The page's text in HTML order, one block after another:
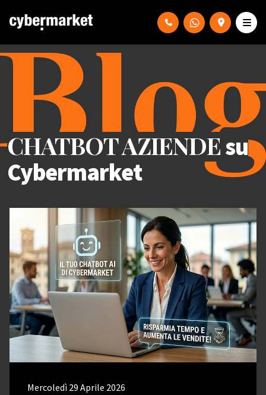
CHATBOT AZIENDEsu
Cybermarket
Mercoledì 29 Aprile 2026